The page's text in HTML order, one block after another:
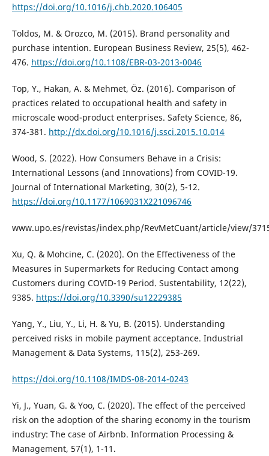
https://doi.org/10.1016/j.chb.2020.106405
Toldos, M. & Orozco, M. (2015). Brand personality and
purchase intention. European Business Review, 25(5), 462-
476. https://doi.org/10.1108/EBR-03-2013-0046
Top, Y., Hakan, A. & Mehmet, Öz. (2016). Comparison of
practices related to occupational health and safety in
microscale wood-product enterprises. Safety Science, 86,
374-381. http://dx.doi.org/10.1016/j.ssci.2015.10.014
Wood, S. (2022). How Consumers Behave in a Crisis:
International Lessons (and Innovations) from COVID-19.
Journal of International Marketing, 30(2), 5-12.
https://doi.org/10.1177/1069031X221096746
www.upo.es/revistas/index.php/RevMetCuant/article/view/
Xu, Q. & Mohcine, C. (2020). On the Effectiveness of the
Measures in Supermarkets for Reducing Contact among
Customers during COVID-19 Period. Sustentability, 12(22),
9385. https://doi.org/10.3390/su12229385
Yang, Y., Liu, Y., Li, H. & Yu, B. (2015). Understanding
perceived risks in mobile payment acceptance. Industrial
Management & Data Systems, 115(2), 253-269.
https://doi.org/10.1108/IMDS-08-2014-0243
Yi, J., Yuan, G. & Yoo, C. (2020). The effect of the perceived
risk on the adoption of the sharing economy in the tourism
industry: The case of Airbnb. Information Processing &
Management, 57(1), 1-11.